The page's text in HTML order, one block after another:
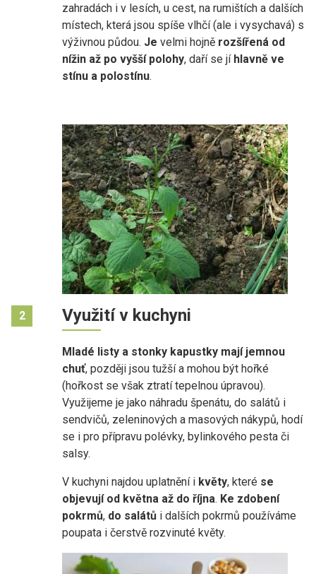
zahradách i v lesích, u cest, na rumištích a dalších
místech, která jsou spíše vlhčí (ale i vysychavá) s
výživnou půdou. Je velmi hojně rozšířená od
nížin až po vyšší polohy, daří se jíhlavně ve
stínu a polostínu.
2 Využití v kuchyni
Mladé listy a stonky kapustky mají jemnou
chuť, později jsou tužší a mohou být hořké
(hořkost se však ztratí tepelnou úpravou).
Využijeme je jako náhradu špenátu, do salátů i
sendvičů, zeleninových a masových nákypů, hodí
se i pro přípravu polévky, bylinkového pesta či
salsy.
V kuchyni najdou uplatnění i květy, které se
objevují od května až do října. Ke zdobení
pokrmů, do salátů i dalších pokrmů používáme
poupata i čerstvě rozvinuté květy.